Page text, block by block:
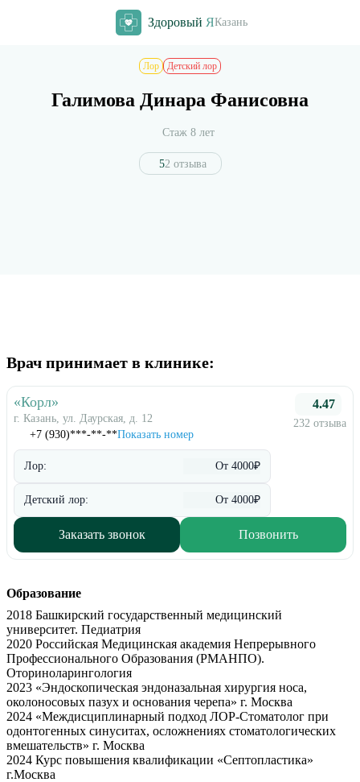
Здоровый ЯКазань
Лор Детский лор
Галимова Динара Фанисовна
Стаж 8 лет
52 отзыва
Врач принимает в клинике:
«Корл»
г. Казань, ул. Даурская, д. 12
+7 (930)***-**-**Показать номер
4.47
232 отзыва
Лор: От 4000₽
Детский лор: От 4000₽
Заказать звонок Позвонить
Образование
2018 Башкирский государственный медицинский
университет. Педиатрия
2020 Российская Медицинская академия Непрерывного
Профессионального Образования (РМАНПО).
Оториноларингология
2023 «Эндоскопическая эндоназальная хирургия носа,
околоносовых пазух и основания черепа» г. Москва
2024 «Междисциплинарный подход ЛОР-Стоматолог при
одонтогенных синуситах, осложнениях стоматологических
вмешательств» г. Москва
2024 Курс повышения квалификации «Септопластика»
г.Москва